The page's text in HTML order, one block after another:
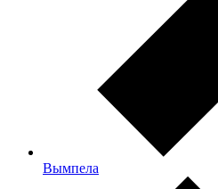
Вымпела